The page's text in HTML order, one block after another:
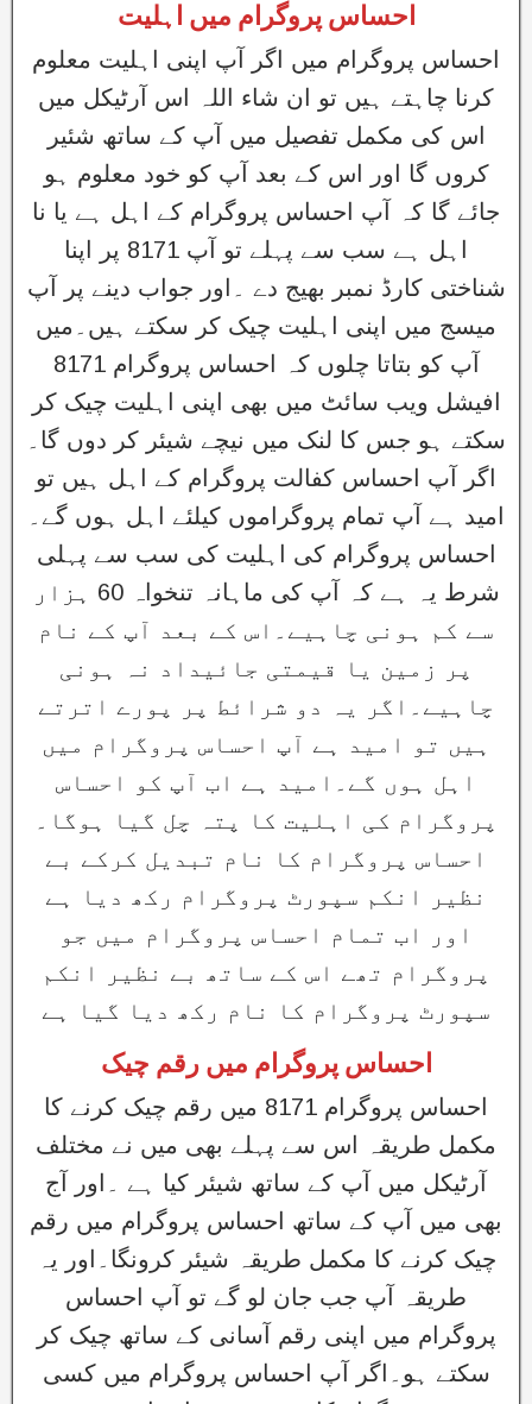
احساس پروگرام میں اہلیت
احساس پروگرام میں اگر آپ اپنی اہلیت معلوم
کرنا چاہتے ہیں تو ان شاء اللہ اس آرٹیکل میں
اس کی مکمل تفصیل میں آپ کے ساتھ شئیر
کروں گا اور اس کے بعد آپ کو خود معلوم ہو
جائے گا کہ آپ احساس پروگرام کے اہل ہے یا نا
اہل ہے سب سے پہلے تو آپ 8171 پر اپنا
شناختی کارڈ نمبر بھیج دے ۔اور جواب دینے پر آپ
میسج میں اپنی اہلیت چیک کر سکتے ہیں۔میں
آپ کو بتاتا چلوں کہ احساس پروگرام 8171
افیشل ویب سائٹ میں بھی اپنی اہلیت چیک کر
سکتے ہو جس کا لنک میں نیچے شیئر کر دوں گا۔
اگر آپ احساس کفالت پروگرام کے اہل ہیں تو
امید ہے آپ تمام پروگراموں کیلئے اہل ہوں گے۔
احساس پروگرام کی اہلیت کی سب سے پہلی
شرط یہ ہے کہ آپ کی ماہانہ تنخواہ 60 ہزار
سے کم ہونی چاہیے۔اس کے بعد آپ کے نام
پر زمین یا قیمتی جائیداد نہ ہونی
چاہیے۔اگر یہ دو شرائط پر پورے اترتے
ہیں تو امید ہے آپ احساس پروگرام میں
اہل ہوں گے۔امید ہے اب آپ کو احساس
پروگرام کی اہلیت کا پتہ چل گیا ہوگا۔
احساس پروگرام کا نام تبدیل کرکے بے
نظیر انکم سپورٹ پروگرام رکھ دیا ہے
اور اب تمام احساس پروگرام میں جو
پروگرام تھے اس کے ساتھ بے نظیر انکم
سپورٹ پروگرام کا نام رکھ دیا گیا ہے
احساس پروگرام میں رقم چیک
احساس پروگرام 8171 میں رقم چیک کرنے کا
مکمل طریقہ اس سے پہلے بھی میں نے مختلف
آرٹیکل میں آپ کے ساتھ شیئر کیا ہے ۔اور آج
بھی میں آپ کے ساتھ احساس پروگرام میں رقم
چیک کرنے کا مکمل طریقہ شیئر کرونگا۔اور یہ
طریقہ آپ جب جان لو گے تو آپ احساس
پروگرام میں اپنی رقم آسانی کے ساتھ چیک کر
سکتے ہو۔اگر آپ احساس پروگرام میں کسی